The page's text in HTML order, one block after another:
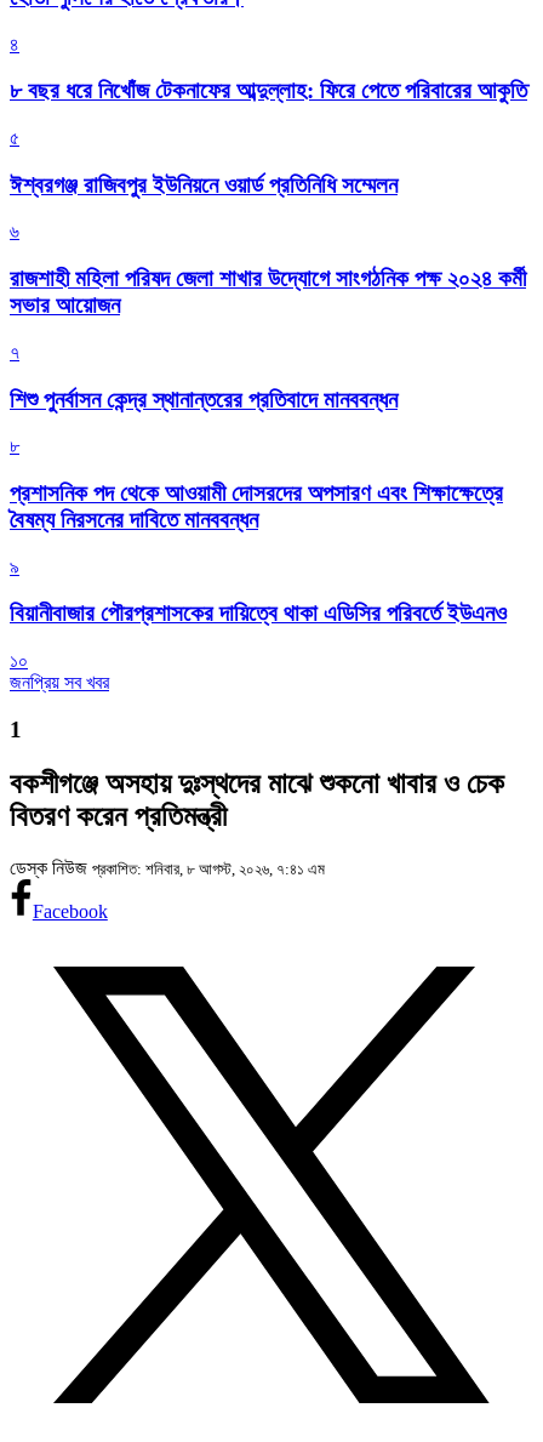
৪
৮ বছর ধরে নিখোঁজ টেকনাফের আব্দুল্লাহ: ফিরে পেতে পরিবারের আকুতি
৫
ঈশ্বরগঞ্জ রাজিবপুর ইউনিয়নে ওয়ার্ড প্রতিনিধি সম্মেলন
৬
রাজশাহী মহিলা পরিষদ জেলা শাখার উদ্যোগে সাংগঠনিক পক্ষ ২০২৪ কর্মী
সভার আয়োজন
৭
শিশু পুনর্বাসন কেন্দ্র স্থানান্তরের প্রতিবাদে মানববন্ধন
৮
প্রশাসনিক পদ থেকে আওয়ামী দোসরদের অপসারণ এবং শিক্ষাক্ষেত্রে
বৈষম্য নিরসনের দাবিতে মানববন্ধন
৯
বিয়ানীবাজার পৌরপ্রশাসকের দায়িত্বে থাকা এডিসির পরিবর্তে ইউএনও
১০
জনপ্রিয় সব খবর
1
বকশীগঞ্জে অসহায় দুঃস্থদের মাঝে শুকনো খাবার ও চেক
বিতরণ করেন প্রতিমন্ত্রী
ডেস্ক নিউজ প্রকাশিত: শনিবার, ৮ আগস্ট, ২০২৬, ৭:৪১ এম
Facebook